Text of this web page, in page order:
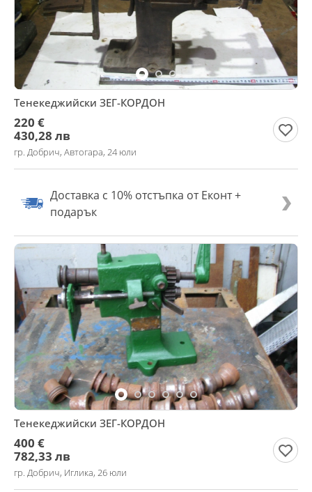
Тенекеджийски ЗЕГ-КОРДОН
220 €
430,28 лв
гр. Добрич, Автогара, 24 юли
Доставка с 10% отстъпка от Еконт +
подарък
Тенекеджийски ЗЕГ-КОРДОН
400 €
782,33 лв
гр. Добрич, Иглика, 26 юли